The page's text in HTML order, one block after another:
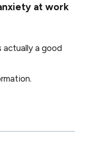
at work
actually a good